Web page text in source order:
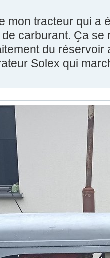
mon tracteur qui a
carburant. Ça se
du réservoir
Solex qui